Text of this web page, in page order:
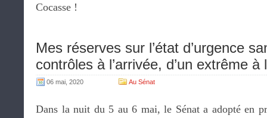
Cocasse !
Mes réserves sur l’état d’urgence
contrôles à l’arrivée, d’un extrême à
06 mai, 2020 Au Sénat
Dans la nuit du 5 au 6 mai, le Sénat a adopté en